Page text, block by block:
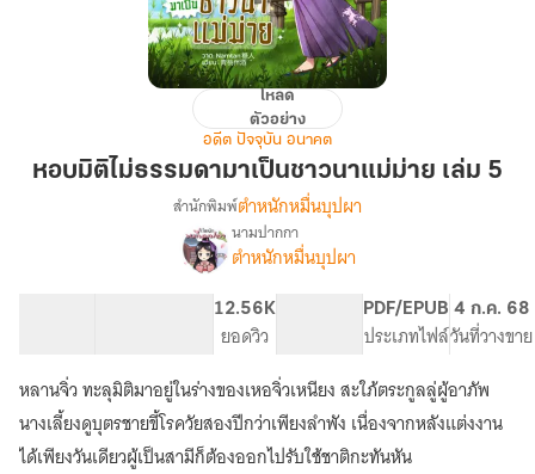
ไม่
ชาวนา
5
โหลด
ตัวอย่าง
อดีต ปัจจุบัน อนาคต
หอบมิติไม่ธรรมดามาเป็นชาวนาแม่ม่าย เล่ม 5
เรื่อง
หอบ
มิติ
ไม่
ธรรมดา
มา
เป็น
ชาวนา
แม่
ม่าย
สำนักพิมพ์ตำหนักหมื่นบุปผา
นามปากกา
ตำหนักหมื่นบุปผา
12.56K
ยอดวิว
PDF/EPUB
ประเภทไฟล์
4 ก.ค. 68
วันที่วางขาย
หลานจิ่ว ทะลุมิติมาอยู่ในร่างของเหอจิ่วเหนียง สะใภ้ตระกูลลู่ผู้อาภัพ
นางเลี้ยงดูบุตรชายขี้โรควัยสองปีกว่าเพียงลำพัง เนื่องจากหลังแต่งงาน
ได้เพียงวันเดียวผู้เป็นสามีก็ต้องออกไปรับใช้ชาติกะทันหัน